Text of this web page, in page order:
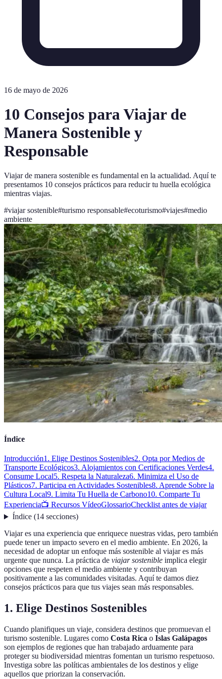
16 de mayo de 2026
10 Consejos para Viajar de
Manera Sostenible y
Responsable
Viajar de manera sostenible es fundamental en la actualidad. Aquí te
presentamos 10 consejos prácticos para reducir tu huella ecológica
mientras viajas.
#viajar sostenible#turismo responsable#ecoturismo#viajes#medio
ambiente
Índice
Introducción1. Elige Destinos Sostenibles2. Opta por Medios de
Transporte Ecológicos3. Alojamientos con Certificaciones Verdes4.
Consume Local5. Respeta la Naturaleza6. Minimiza el Uso de
Plásticos7. Participa en Actividades Sostenibles8. Aprende Sobre la
Cultura Local9. Limita Tu Huella de Carbono10. Comparte Tu
Experiencia📺 Recursos VídeoGlossarioChecklist antes de viajar
Índice(14 secciones)
Viajar es una experiencia que enriquece nuestras vidas, pero también
puede tener un impacto severo en el medio ambiente. En 2026, la
necesidad de adoptar un enfoque más sostenible al viajar es más
urgente que nunca. La práctica de viajar sostenible implica elegir
opciones que respeten el medio ambiente y contribuyan
positivamente a las comunidades visitadas. Aquí te damos diez
consejos prácticos para que tus viajes sean más responsables.
1. Elige Destinos Sostenibles
Cuando planifiques un viaje, considera destinos que promuevan el
turismo sostenible. Lugares como Costa Rica o Islas Galápagos
son ejemplos de regiones que han trabajado arduamente para
proteger su biodiversidad mientras fomentan un turismo respetuoso.
Investiga sobre las políticas ambientales de los destinos y elige
aquellos que priorizan la conservación.